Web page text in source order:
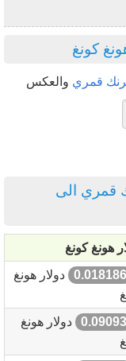
كونغ
قمري والعكس
قمري الى
هونغ كونغ
0.018186
دولار هونغ
0.09093
دولار هونغ